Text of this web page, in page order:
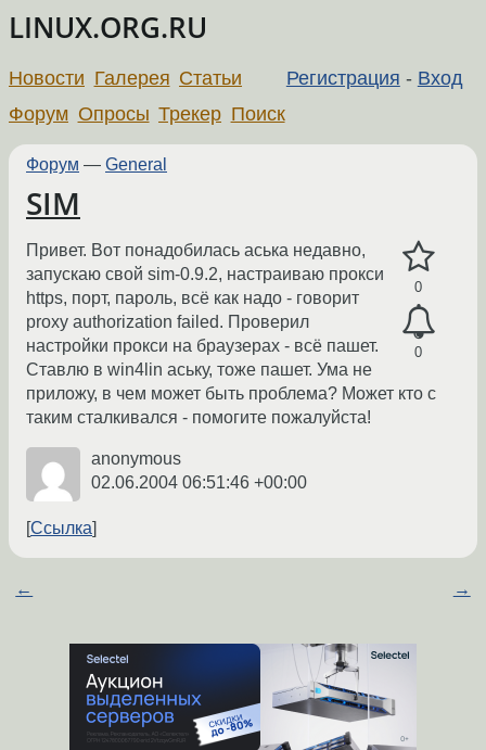
LINUX.ORG.RU
Регистрация - Вход
Новости Галерея Статьи
Форум Опросы Трекер Поиск
Форум — General
SIM
0
0
Привет. Вот понадобилась аська недавно,
запускаю свой sim-0.9.2, настраиваю прокси
https, порт, пароль, всё как надо - говорит
proxy authorization failed. Проверил
настройки прокси на браузерах - всё пашет.
Ставлю в win4lin аську, тоже пашет. Ума не
приложу, в чем может быть проблема? Может кто с
таким сталкивался - помогите пожалуйста!
anonymous
02.06.2004 06:51:46 +00:00
Ссылка
← →